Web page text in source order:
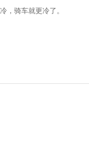
，骑车就更冷了。